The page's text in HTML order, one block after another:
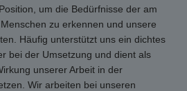
um die Bedürfnisse der am
zu erkennen und unsere
Häufig unterstützt uns ein dichtes
bei der Umsetzung und dient als
unserer Arbeit in der
Wir arbeiten bei unseren